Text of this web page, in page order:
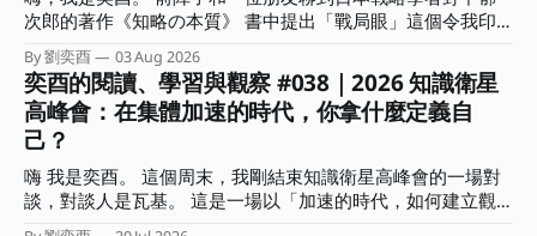
次郎的著作《知略の本質》 書中提出「戰局眼」這個令我印
象深刻的概念。作者分析歷史上許多以弱勝強的逆轉戰事，發
現頂尖指揮官能擺脫消耗戰，關鍵不在於盲目的執行力，而是
在混沌中能瞬間看穿局勢、找到破局點的洞察力。 書中也指
出，真正具備戰局眼的指揮官在關鍵時刻的決策有兩個關鍵：
一｜懂得捨棄。明白哪些局部利益能放棄，以換取整體戰局的
空間與時間。 二｜精準的時機感。知道何時該蓄力、何時該
果斷傾全力下注。 這讓我聯想到，這不正是多數人在面對競
爭時最欠缺的「全局視角」嗎？ 常有人問我：奕酉，為什麼
By 劉奕酉 03 Aug 2026
奕酉的閱讀、學習與觀察 #038｜2026 知識衛星
高峰會：在集體加速的時代，你拿什麼定義自
己？
嗨 我是奕酉。 這個周末，我剛結束知識衛星高峰會的一場對
談，對談人是瓦基。 這是一場以「加速的時代，如何建立觀
點、用結構放大影響力」為主題的對談，在準備時我也在思